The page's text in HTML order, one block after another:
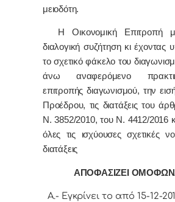
μειοδότη.
Η Οικονομική Επιτροπή
διαλογική συζήτηση κι έχοντας
το σχετικό φάκελο του
άνω αναφερόμενο
επιτροπής διαγωνισμού, την
Προέδρου, τις διατάξεις του
Ν. 3852/2010, του Ν. 4412/2016
όλες τις ισχύουσες σχετικές
διατάξεις
ΑΠΟΦΑΣΙΖΕΙ
Α.- Εγκρίνει το από 15-12-